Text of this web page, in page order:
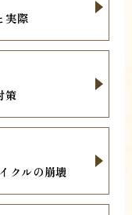
実際
策
クルの崩壊